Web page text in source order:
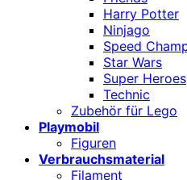
Harry Potter
Ninjago
Speed
Star Wars
Super Heroes
Technic
Zubehör für Lego
Playmobil
Figuren
Verbrauchsmaterial
Filament